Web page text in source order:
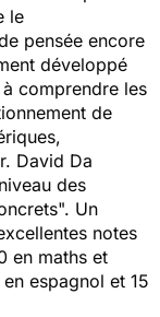
le
pensée encore
développé
comprendre les
de
David Da
des
Un
notes
en maths et
espagnol et 15